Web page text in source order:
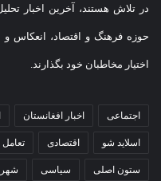
در تلاش هستند، آخرین اخبار
حوزه فرهنگ و اقتصاد، انعکاس و
اختیار مخاطبان خود بگذارند.
اجتماعی اخبار افغانستان
اسلاید شو اقتصادی
ستون اصلی سیاسی شهر